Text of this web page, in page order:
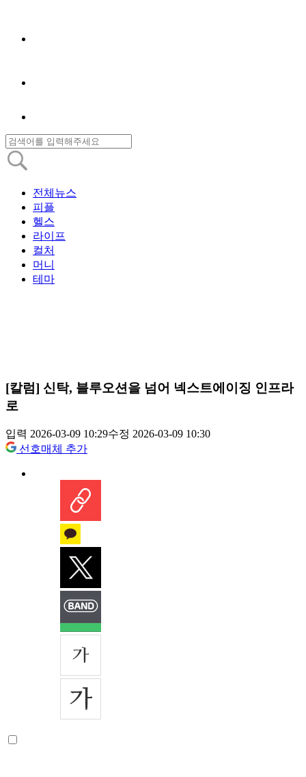
전체뉴스
피플
헬스
라이프
컬처
머니
테마
[칼럼] 신탁, 블루오션을 넘어 넥스트에이징 인프라
로
입력 2026-03-09 10:29수정 2026-03-09 10:30
선호매체 추가